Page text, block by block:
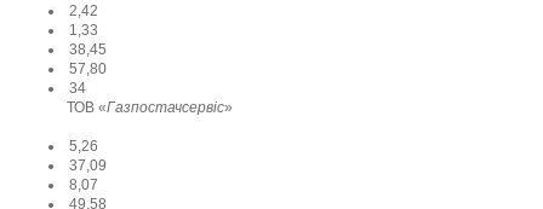
2,42
1,33
38,45
57,80
34
ТОВ «Газпостачсервіс»
5,26
37,09
8,07
49,58